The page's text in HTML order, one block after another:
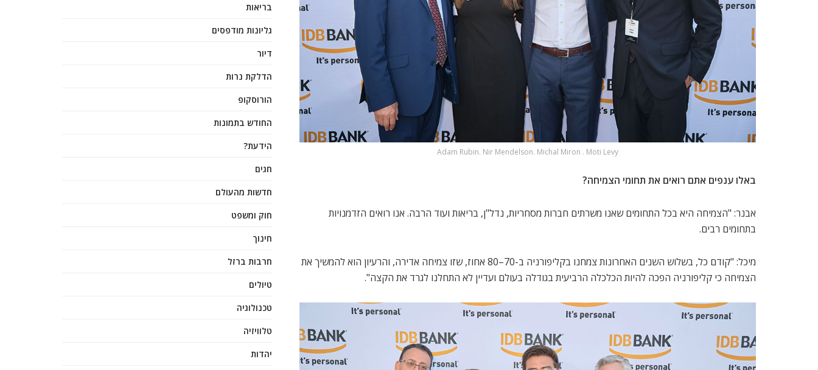
Adam Rubin. Nir Mendelson. Michal Miron . Moti Levy
באלו ענפים אתם רואים את תחומי הצמיחה?
אבנר: "הצמיחה היא בכל התחומים שאנו משרתים חברות מסחריות, נדל"ן, בריאות ועוד הרבה. אנו רואים הזדמנויות
בתחומים רבים.
מיכל: "קודם כל, בשלוש השנים האחרונות צמחנו בקליפורניה ב-70–80 אחוז, שזו צמיחה אדירה, והרעיון הוא להמשיך את
הצמיחה כי קליפורניה הפכה להיות הכלכלה הרביעית בגודלה בעולם ועדיין לא התחלנו לגרד את הקצה".
בריאות
גליונות מודפסים
דיור
הדלקת נרות
הורוסקופ
החודש בתמונות
הידעת?
חגים
חדשות מהעולם
חוק ומשפט
חינוך
חרבות ברזל
טיולים
טכנולוגיה
טלוויזיה
יהדות